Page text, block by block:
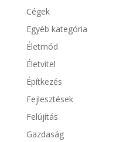
Cégek
Egyéb kategória
Életmód
Életvitel
Építkezés
Fejlesztések
Felújítás
Gazdaság